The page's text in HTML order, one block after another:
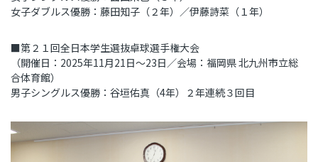
女子ダブルス優勝：藤田知子（２年）／伊藤詩菜（１年）
■第２１回全日本学生選抜卓球選手権大会
（開催日： 2025年11月21日～23日／会場：福岡県 北九州市立総
合体育館）
男子シングルス優勝：谷垣佑真（4年）２年連続３回目